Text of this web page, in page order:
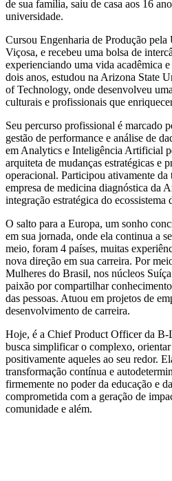
de sua família, saiu de casa aos 16
universidade.
Cursou Engenharia de Produção pela
Viçosa, e recebeu uma bolsa de
experienciando uma vida acadêmica
dois anos, estudou na Arizona State
of Technology, onde desenvolveu
culturais e profissionais que
Seu percurso profissional é marcado
gestão de performance e análise de
em Analytics e Inteligência Artificial
arquiteta de mudanças estratégicas e
operacional. Participou ativamente
empresa de medicina diagnóstica da
integração estratégica do ecossistema
O salto para a Europa, um sonho
em sua jornada, onde ela continua a
meio, foram 4 países, muitas
nova direção em sua carreira. Por
Mulheres do Brasil, nos núcleos
paixão por compartilhar
das pessoas. Atuou em projetos de
desenvolvimento de carreira.
Hoje, é a Chief Product Officer da B-
busca simplificar o complexo,
positivamente aqueles ao seu redor.
transformação contínua e
firmemente no poder da educação e
comprometida com a geração de
comunidade e além.